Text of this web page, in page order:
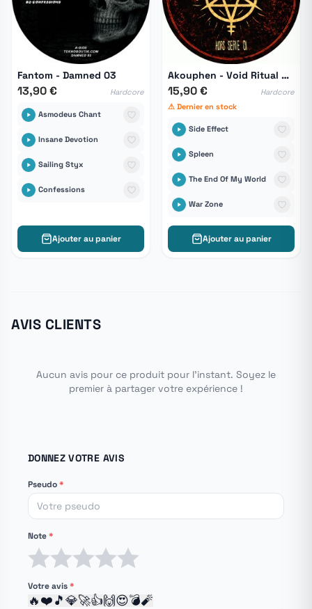
Fantom - Damned 03
13,90 € Hardcore
Asmodeus Chant
Insane Devotion
Sailing Styx
Confessions
Ajouter au panier
Akouphen - Void Ritual HS 01
15,90 €
Hardcore
⚠ Dernier en stock
Side Effect
Spleen
The End Of My World
War Zone
Ajouter au panier
AVIS CLIENTS
Aucun avis pour ce produit pour l'instant. Soyez le
premier à partager votre expérience !
DONNEZ VOTRE AVIS
Pseudo*
Note*
Votre avis*
🔥❤️🎵💎🚀👍🙌😍💣🧨